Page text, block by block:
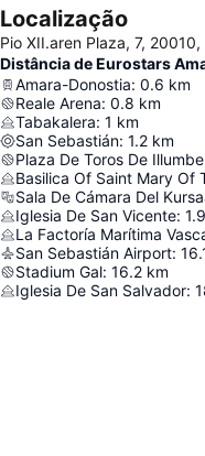
Localização
Pio XII.aren Plaza, 7,
Distância de Eurostars
Amara-Donostia: 0.6 km
Reale Arena: 0.8 km
Tabakalera: 1 km
San Sebastián: 1.2 km
Plaza De Toros De Illumbe
Basilica Of Saint Mary Of
Sala De Cámara Del
Iglesia De San Vicente: 1.9
La Factoría Marítima
San Sebastián Airport:
Stadium Gal: 16.2 km
Iglesia De San Salvador: